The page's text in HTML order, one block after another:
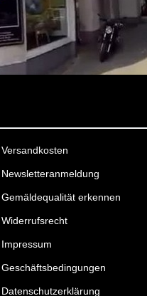
Versandkosten
Newsletteranmeldung
Gemäldequalität erkennen
Widerrufsrecht
Impressum
Geschäftsbedingungen
Datenschutzerklärung